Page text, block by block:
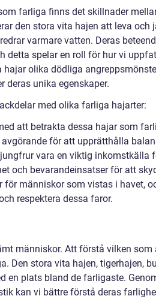
farliga finns det skillnader
den stora vita hajen att leva och
varmare vatten. Deras
detta spelar en roll för hur vi
olika dödliga
deras unika egenskaper.
med olika farliga hajarter:
att betrakta dessa hajar som
för att upprätthålla
vara en viktig inkomstkälla
och bevarandeinsatser för att
för människor som vistas i havet,
respektera dessa faror.
människor. Att förstå vilken som
Den stora vita hajen, tigerhajen,
en plats bland de farligaste.
kan vi bättre förstå deras